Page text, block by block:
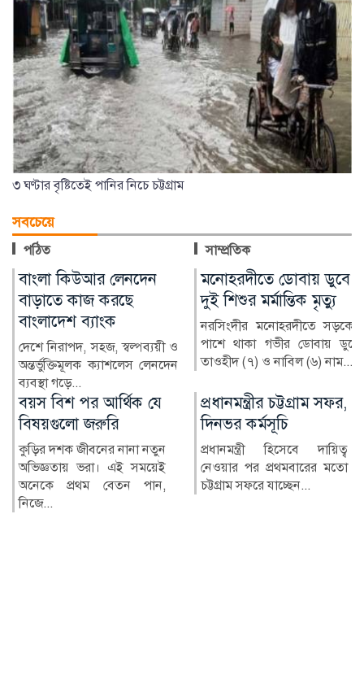
৩ ঘণ্টার বৃষ্টিতেই পানির নিচে চট্টগ্রাম
সবচেয়ে
পঠিত সাম্প্রতিক
মনোহরদীতে ডোবায় ডুবে
দুই শিশুর মর্মান্তিক মৃত্যু
নরসিংদীর মনোহরদীতে সড়কের
পাশে থাকা গভীর ডোবায় ডুবে
তাওহীদ (৭) ও নাবিল (৬) নাম...
অনলাইন জুয়ায় সর্বস্বান্ত,
বিদেশে পাচার শত শত
কোটি টাকা
মুঠোফোনে কয়েকটি ক্লিক, আর
অল্প সময়েই দ্বিগুণ-তিনগুণ টাকা
প্রধানমন্ত্রীর চট্টগ্রাম সফর,
দিনভর কর্মসূচি
প্রধানমন্ত্রী হিসেবে দায়িত্ব
নেওয়ার পর প্রথমবারের মতো
চট্টগ্রাম সফরে যাচ্ছেন...
রাষ্ট্রপতি পদে বিএনপির
দুই মনোনয়নপত্র
আসন্ন রাষ্ট্রপতি নির্বাচনকে ঘিরে
দুটি মনোনয়নপত্র সংগ্রহ
করেছে ক্ষমতাসীন দল বি...